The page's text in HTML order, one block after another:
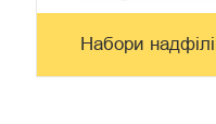
Набори